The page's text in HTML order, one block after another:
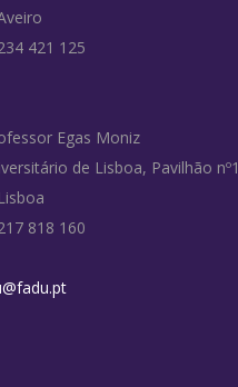
421 125
Egas Moniz
de Lisboa, Pavilhão nº1
818 160